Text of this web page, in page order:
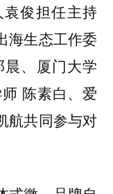
俊担任主持
海生态工作委
、厦门大学
陈素白、爱
航共同参与对